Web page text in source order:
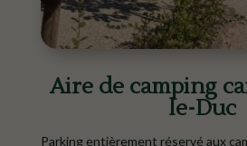
Aire de camping
le-Duc
Parking entièrement réservé aux